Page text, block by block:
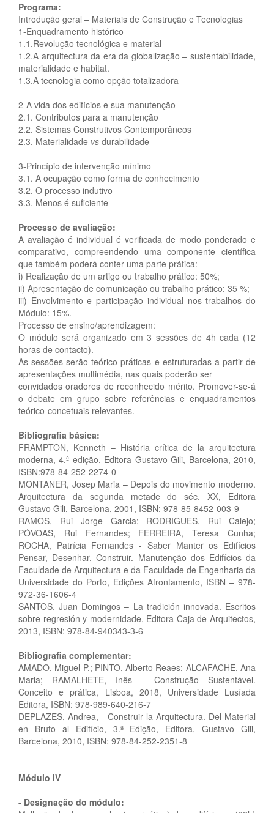
Programa:
Introdução geral – Materiais de Construção e Tecnologias
1-Enquadramento histórico
1.1.Revolução tecnológica e material
1.2.A arquitectura da era da globalização – sustentabilidade,
materialidade e habitat.
1.3.A tecnologia como opção totalizadora
2-A vida dos edifícios e sua manutenção
2.1. Contributos para a manutenção
2.2. Sistemas Construtivos Contemporâneos
2.3. Materialidade vs durabilidade
3-Princípio de intervenção mínimo
3.1. A ocupação como forma de conhecimento
3.2. O processo indutivo
3.3. Menos é suficiente
Processo de avaliação:
A avaliação é individual é verificada de modo ponderado e
comparativo, compreendendo uma componente científica
que também poderá conter uma parte prática:
i) Realização de um artigo ou trabalho prático: 50%;
ii) Apresentação de comunicação ou trabalho prático: 35 %;
iii) Envolvimento e participação individual nos trabalhos do
Módulo: 15%.
Processo de ensino/aprendizagem:
O módulo será organizado em 3 sessões de 4h cada (12
horas de contacto).
As sessões serão teórico-práticas e estruturadas a partir de
apresentações multimédia, nas quais poderão ser
convidados oradores de reconhecido mérito. Promover-se-á
o debate em grupo sobre referências e enquadramentos
teórico-concetuais relevantes.
Bibliografia básica:
FRAMPTON, Kenneth – História crítica de la arquitectura
moderna, 4.ª edição, Editora Gustavo Gili, Barcelona, 2010,
ISBN:978-84-252-2274-0
MONTANER, Josep Maria – Depois do movimento moderno.
Arquitectura da segunda metade do séc. XX, Editora
Gustavo Gili, Barcelona, 2001, ISBN: 978-85-8452-003-9
RAMOS, Rui Jorge Garcia; RODRIGUES, Rui Calejo;
PÓVOAS, Rui Fernandes; FERREIRA, Teresa Cunha;
ROCHA, Patrícia Fernandes - Saber Manter os Edifícios
Pensar, Desenhar, Construir. Manutenção dos Edifícios da
Faculdade de Arquitectura e da Faculdade de Engenharia da
Universidade do Porto, Edições Afrontamento, ISBN – 978-
972-36-1606-4
SANTOS, Juan Domingos – La tradición innovada. Escritos
sobre regresión y modernidade, Editora Caja de Arquitectos,
2013, ISBN: 978-84-940343-3-6
Bibliografia complementar:
AMADO, Miguel P.; PINTO, Alberto Reaes; ALCAFACHE, Ana
Maria; RAMALHETE, Inês - Construção Sustentável.
Conceito e prática, Lisboa, 2018, Universidade Lusíada
Editora, ISBN: 978-989-640-216-7
DEPLAZES, Andrea, - Construir la Arquitectura. Del Material
en Bruto al Edifício, 3.ª Edição, Editora, Gustavo Gili,
Barcelona, 2010, ISBN: 978-84-252-2351-8
Módulo IV
- Designação do módulo: